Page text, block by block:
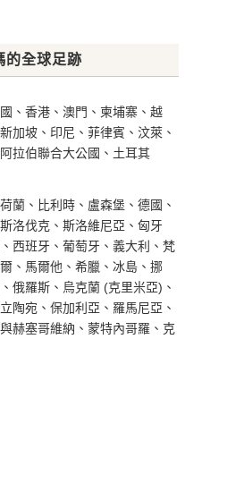
的全球足跡
、香港、澳門、柬埔寨、越
加坡、印尼、菲律賓、汶萊、
拉伯聯合大公國、土耳其
蘭、比利時、盧森堡、德國、
洛伐克、斯洛維尼亞、匈牙
西班牙、葡萄牙、義大利、梵
、馬爾他、希臘、冰島、挪
俄羅斯、烏克蘭 (克里米亞)、
陶宛、保加利亞、羅馬尼亞、
赫塞哥維納、蒙特內哥羅、克